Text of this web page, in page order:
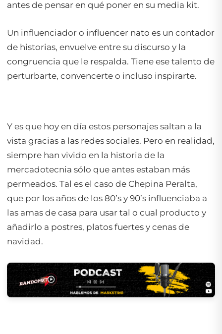
antes de pensar en qué poner en su media kit.
Un influenciador o influencer nato es un contador
de historias, envuelve entre su discurso y la
congruencia que le respalda. Tiene ese talento de
perturbarte, convencerte o incluso inspirarte.
Y es que hoy en día estos personajes saltan a la
vista gracias a las redes sociales. Pero en realidad,
siempre han vivido en la historia de la
mercadotecnia sólo que antes estaban más
permeados. Tal es el caso de Chepina Peralta,
que por los años de los 80’s y 90’s influenciaba a
las amas de casa para usar tal o cual producto y
añadirlo a postres, platos fuertes y cenas de
navidad.